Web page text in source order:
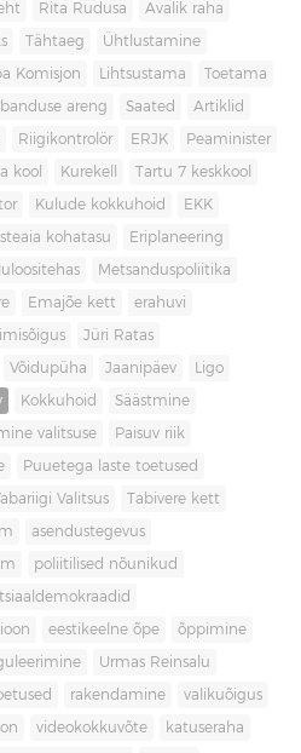
Rita Rudusa Avalik raha
Tähtaeg Ühtlustamine
Komisjon Lihtsustama Toetama
areng Saated Artiklid
Riigikontrolör ERJK Peaminister
kool Kurekell Tartu 7 keskkool
Kulude kokkuhoid EKK
kohatasu Eriplaneering
Metsanduspoliitika
Emajõe kett erahuvi
Jüri Ratas
Võidupüha Jaanipäev Ligo
Kokkuhoid Säästmine
valitsuse Paisuv riik
Puuetega laste toetused
Valitsus Tabivere kett
asendustegevus
poliitilised nõunikud
eestikeelne õpe õppimine
Urmas Reinsalu
rakendamine valikuõigus
videokokkuvõte katuseraha